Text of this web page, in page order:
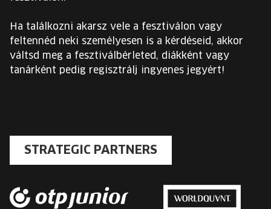
Ha találkozni akarsz vele a fesztiválon vagy
feltennéd neki személyesen is a kérdéseid, akkor
váltsd meg a fesztiválbérleted, diákként vagy
tanárként pedig regisztrálj ingyenes jegyért!
STRATEGIC PARTNERS